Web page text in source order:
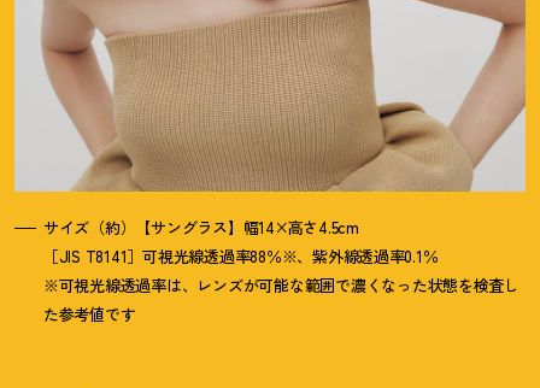
サイズ（約）【サングラス】幅14×高さ4.5cm
［JIS T8141］可視光線透過率88％※、紫外線透過率0.1％
※可視光線透過率は、レンズが可能な範囲で濃くなった状態を検査し
た参考値です